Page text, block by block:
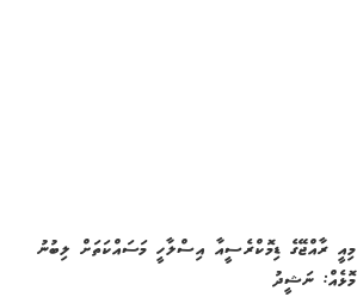
މިއީ ރާއްޖޭގެ ޑިމޮކްރެސީއާ އިސްލާހީ މަސައްކަތަށް ލިބުނު
މޮޅެއް: ނަޝީދު